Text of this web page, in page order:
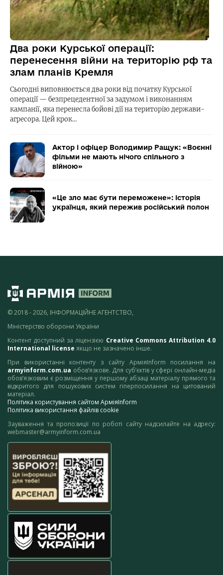
Два роки Курської операції:
перенесення війни на територію рф та
злам планів Кремля
Сьогодні виповнюється два роки від початку Курської
операції — безпрецедентної за задумом і виконанням
кампанії, яка перенесла бойові дії на територію держави-
агресора. Цей крок…
Актор і офіцер Володимир Ращук: «Воєнні
фільми не мають нічого спільного з
війною»
«Це зло має бути переможене»: історія
українця, який пережив російський полон
© 2018 - 2026, ІНФОРМАЦІЙНЕ АГЕНТСТВО,
Міністерство оборони України
Контент доступний за ліцензією Creative Commons Attribution 4.0
International license якщо не зазначено інше.
При використанні контенту з сайту АрміяInform посилання на
armyinform.com.ua обов’язкове. Для суб’єктів у сфері онлайн-медіа
обов’язковим є розміщення у першому абзаці матеріалу прямого та
відкритого для пошукових систем гіперпосилання на цитований
матеріал.
Політика користування сайтом АрміяInform
Політика використання файлів cookie
Зауваження та пропозиції по роботі сайту надсилайте на адресу:
webmaster@armyinform.com.ua